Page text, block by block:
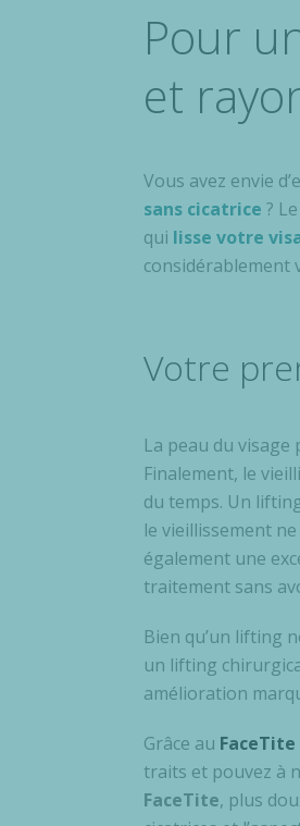
Pour
et
Vous avez envie
sans cicatrice ? Le
qui lisse votre
considérablement
Votre
La peau du
Finalement, le
du temps. Un
le vieillissement
également une
traitement sans
Bien qu’un lifting
un lifting
amélioration
Grâce au FaceTite
traits et pouvez à
FaceTite, plus